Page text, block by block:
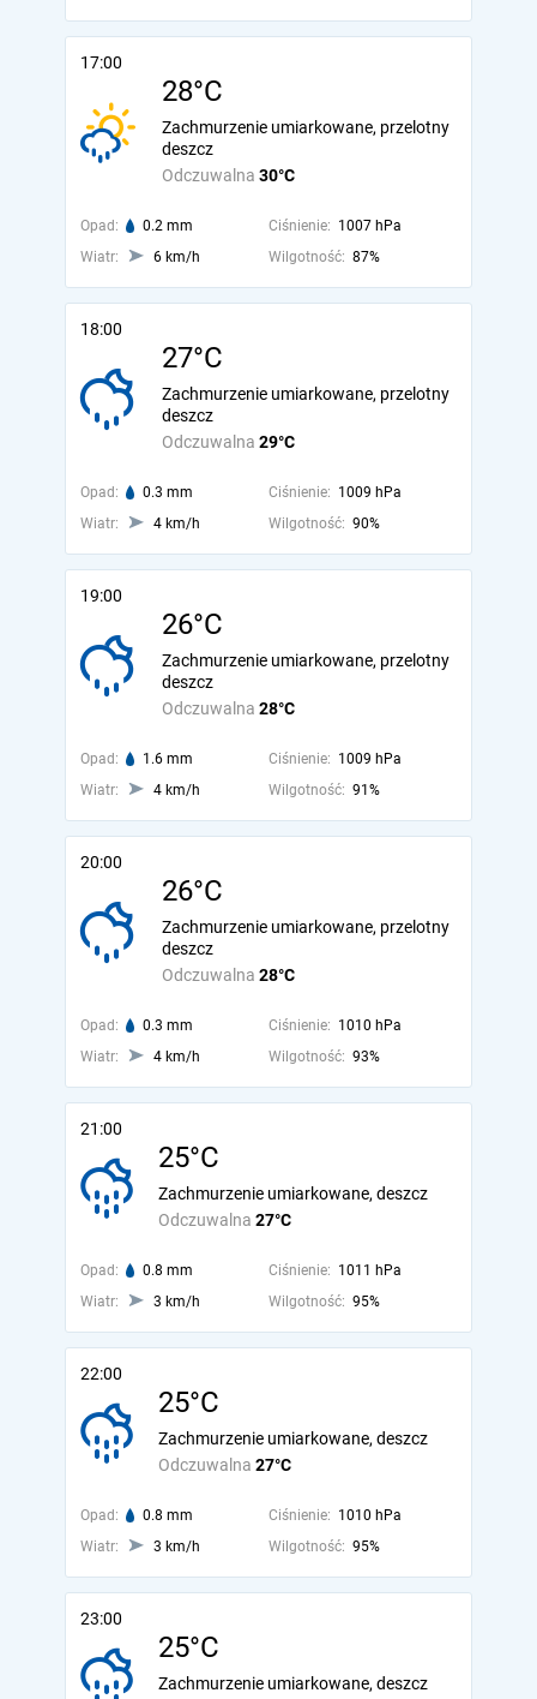
17:00
28°C
Odczuwalna 30°C
Zachmurzenie umiarkowane, przelotny
deszcz
Opad: 0.2 mm Ciśnienie: 1007 hPa
Wiatr:
6 km/h Wilgotność: 87%
18:00
27°C
Odczuwalna 29°C
Zachmurzenie umiarkowane, przelotny
deszcz
Opad: 0.3 mm Ciśnienie: 1009 hPa
Wiatr:
4 km/h Wilgotność: 90%
19:00
26°C
Odczuwalna 28°C
Zachmurzenie umiarkowane, przelotny
deszcz
Opad: 1.6 mm Ciśnienie: 1009 hPa
Wiatr:
4 km/h Wilgotność: 91%
20:00
26°C
Odczuwalna 28°C
Zachmurzenie umiarkowane, przelotny
deszcz
Opad: 0.3 mm Ciśnienie: 1010 hPa
Wiatr:
4 km/h Wilgotność: 93%
21:00
25°C
Odczuwalna 27°C
Zachmurzenie umiarkowane, deszcz
Opad: 0.8 mm Ciśnienie: 1011 hPa
Wiatr:
3 km/h Wilgotność: 95%
22:00
25°C
Odczuwalna 27°C
Zachmurzenie umiarkowane, deszcz
Opad: 0.8 mm Ciśnienie: 1010 hPa
Wiatr:
3 km/h Wilgotność: 95%
23:00
25°C
Zachmurzenie umiarkowane, deszcz